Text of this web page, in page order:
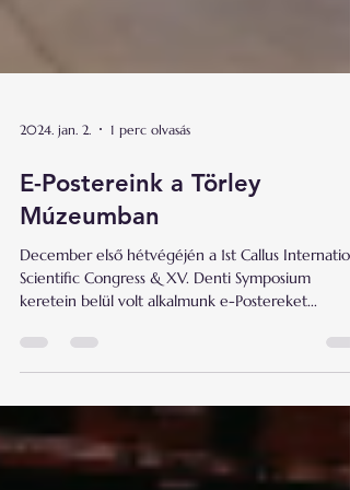
2024. jan. 2. 1 perc olvasás
E-Postereink a Törley
Múzeumban
December első hétvégéjén a 1st Callus
keretein belül volt alkalmunk e-Postereket...